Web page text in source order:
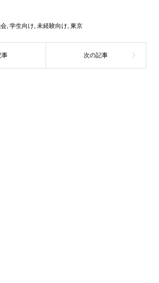
, 学生向け, 未経験向け, 東京